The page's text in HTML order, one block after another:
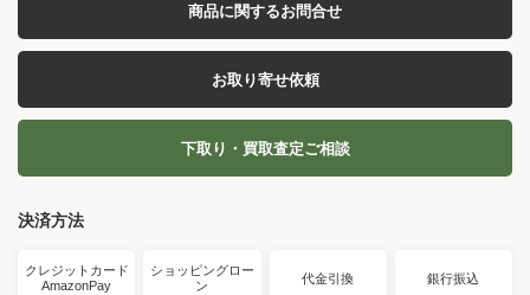
商品に関するお問合せ
お取り寄せ依頼
下取り・買取査定ご相談
決済方法
クレジットカード
AmazonPay
ショッピングロー
ン
代金引換 銀行振込